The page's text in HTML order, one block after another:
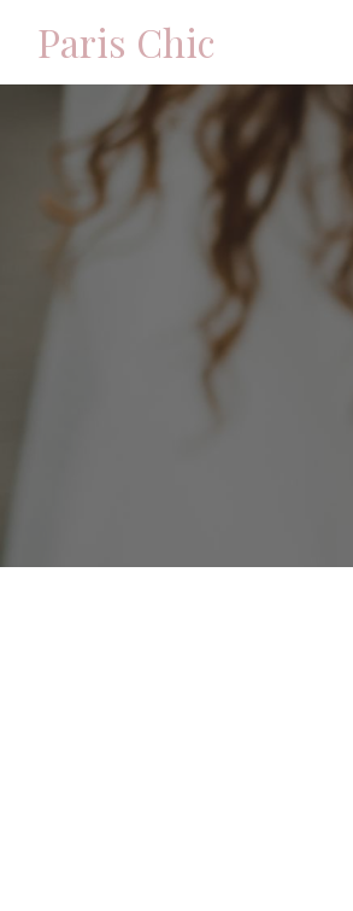
Paris Chic